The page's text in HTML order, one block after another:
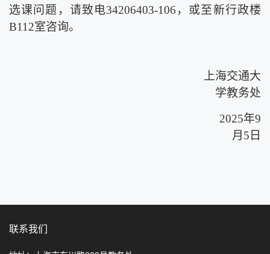
选课问题，请致电34206403-106 ，或至新行政楼
B112室咨询。
上海交通大
学教务处
2025年9
月 5 日
联系我们